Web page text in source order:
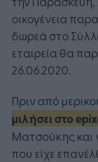
οικογένεια
δωρεά στο
εταιρεία θα
26.06.2020.
Πριν από
μιλήσει στο
Ματσούκης και
που είχε